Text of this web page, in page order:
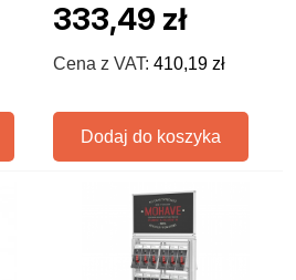
333,49 zł
Cena z VAT:410,19 zł
Dodaj do koszyka